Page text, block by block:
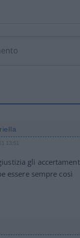
13:51
gli
essere sempre così